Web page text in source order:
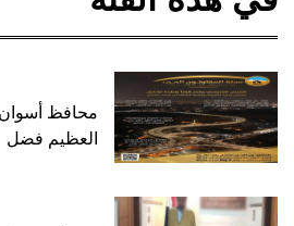
محافظ
العظيم فضل